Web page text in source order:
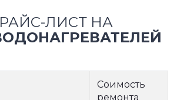
ЛИСТ НА
Соимость
ремонта